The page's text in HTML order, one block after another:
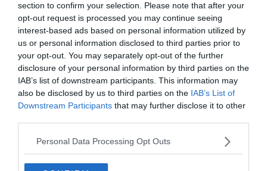
section to confirm your selection. Please note that after your
opt-out request is processed you may continue seeing
interest-based ads based on personal information utilized by
us or personal information disclosed to third parties prior to
your opt-out. You may separately opt-out of the further
disclosure of your personal information by third parties on the
IAB’s list of downstream participants. This information may
also be disclosed by us to third parties on the IAB’s List of
Downstream Participants that may further disclose it to other
Personal Data Processing Opt Outs
MONDO